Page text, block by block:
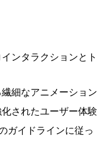
ンタラクションとト
細なアニメーション
されたユーザー体験
ガイドラインに従っ